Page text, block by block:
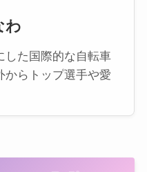
わ
した国際的な自転車
からトップ選手や愛